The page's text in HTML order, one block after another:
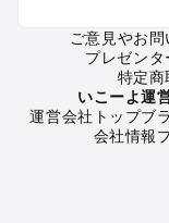
埼玉の定番お出
埼玉の遊園地
埼玉の動物園
埼玉のバーベキュー
ご意見やお
プレゼンタ
特定商
いこーよ運
運営会社トップブ
会社情報